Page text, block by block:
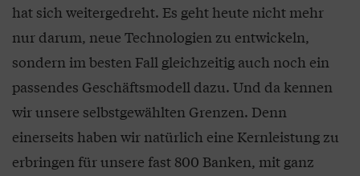
hat sich weitergedreht. Es geht heute nicht mehr
nur darum, neue Technologien zu entwickeln,
sondern im besten Fall gleichzeitig auch noch ein
passendes Geschäftsmodell dazu. Und da kennen
wir unsere selbstgewählten Grenzen. Denn
einerseits haben wir natürlich eine Kernleistung zu
erbringen für unsere fast 800 Banken, mit ganz